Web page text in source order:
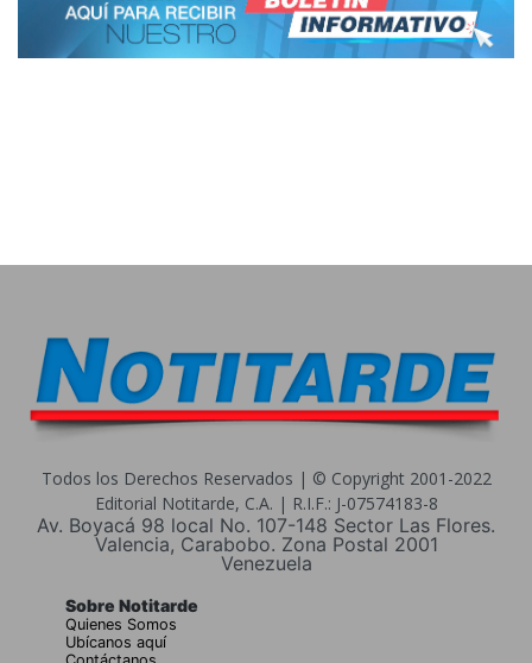
Todos los Derechos Reservados | © Copyright 2001-2022
Editorial Notitarde, C.A. | R.I.F.: J-07574183-8
Av. Boyacá 98 local No. 107-148 Sector Las Flores.
Valencia, Carabobo. Zona Postal 2001
Venezuela
Sobre Notitarde
Quienes Somos
Ubícanos aquí